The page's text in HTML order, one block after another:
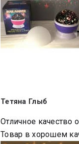
Тетяна Глыб
Отличное качество
Товар в хорошем